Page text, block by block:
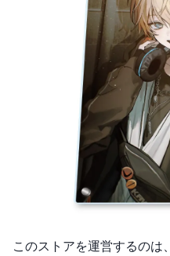
このストアを運営するのは、